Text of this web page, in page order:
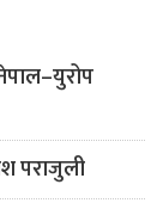
पराजुली